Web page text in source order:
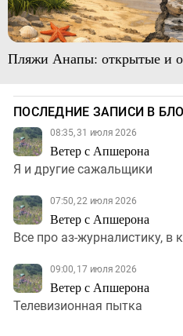
Пляжи Анапы: открытые и
ПОСЛЕДНИЕ ЗАПИСИ В
08:35, 31 июля 2026
Ветер с Апшерона
Я и другие сажальщики
07:50, 22 июля 2026
Ветер с Апшерона
Все про аз-журналистику, в
09:00, 17 июля 2026
Ветер с Апшерона
Телевизионная пытка